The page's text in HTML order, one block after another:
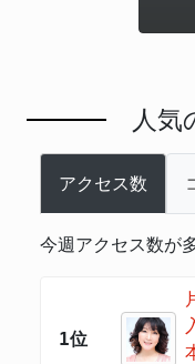
人気
アクセス数
今週アクセス数が
1位